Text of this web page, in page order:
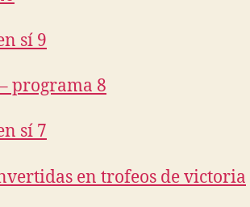
sí 9
programa 8
sí 7
en trofeos de victoria